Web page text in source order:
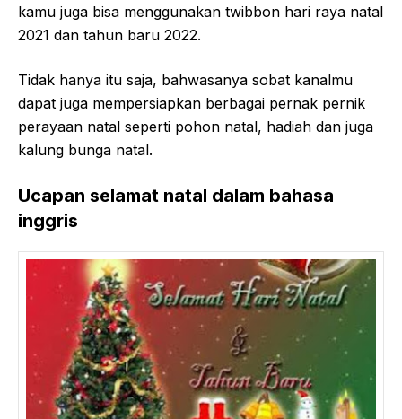
kamu juga bisa menggunakan twibbon hari raya natal
2021 dan tahun baru 2022.
Tidak hanya itu saja, bahwasanya sobat kanalmu
dapat juga mempersiapkan berbagai pernak pernik
perayaan natal seperti pohon natal, hadiah dan juga
kalung bunga natal.
Ucapan selamat natal dalam bahasa
inggris